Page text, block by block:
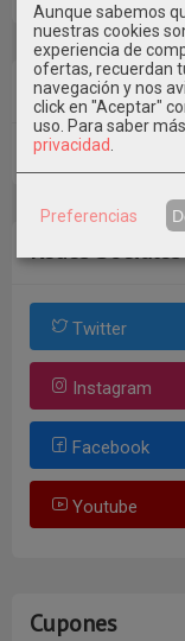
Tu Carrito (0)
El carrito de la
Redes Sociales
Twitter
Instagram
Facebook
Youtube
Cupones
Aunque sabemos
nuestras cookies
experiencia de
ofertas, recuerdan
navegación y nos
click en "Aceptar"
uso. Para saber
privacidad
Preferencias